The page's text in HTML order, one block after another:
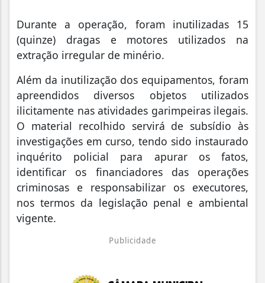
Durante a operação, foram inutilizadas 15
(quinze) dragas e motores utilizados na
extração irregular de minério.
Além da inutilização dos equipamentos, foram
apreendidos diversos objetos utilizados
ilicitamente nas atividades garimpeiras ilegais.
O material recolhido servirá de subsídio às
investigações em curso, tendo sido instaurado
inquérito policial para apurar os fatos,
identificar os financiadores das operações
criminosas e responsabilizar os executores,
nos termos da legislação penal e ambiental
vigente.
Publicidade